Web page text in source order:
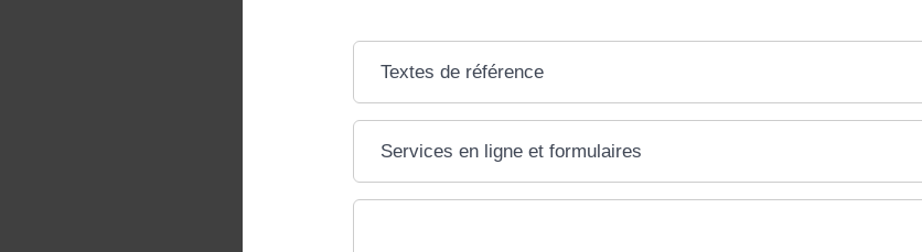
Textes de référence
Services en ligne et formulaires